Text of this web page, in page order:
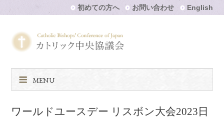
初めての方へ お問い合わせ English
MENU
ワールドユースデー リスボン大会2023日